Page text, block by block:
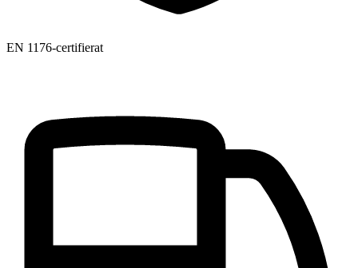
EN 1176-certifierat